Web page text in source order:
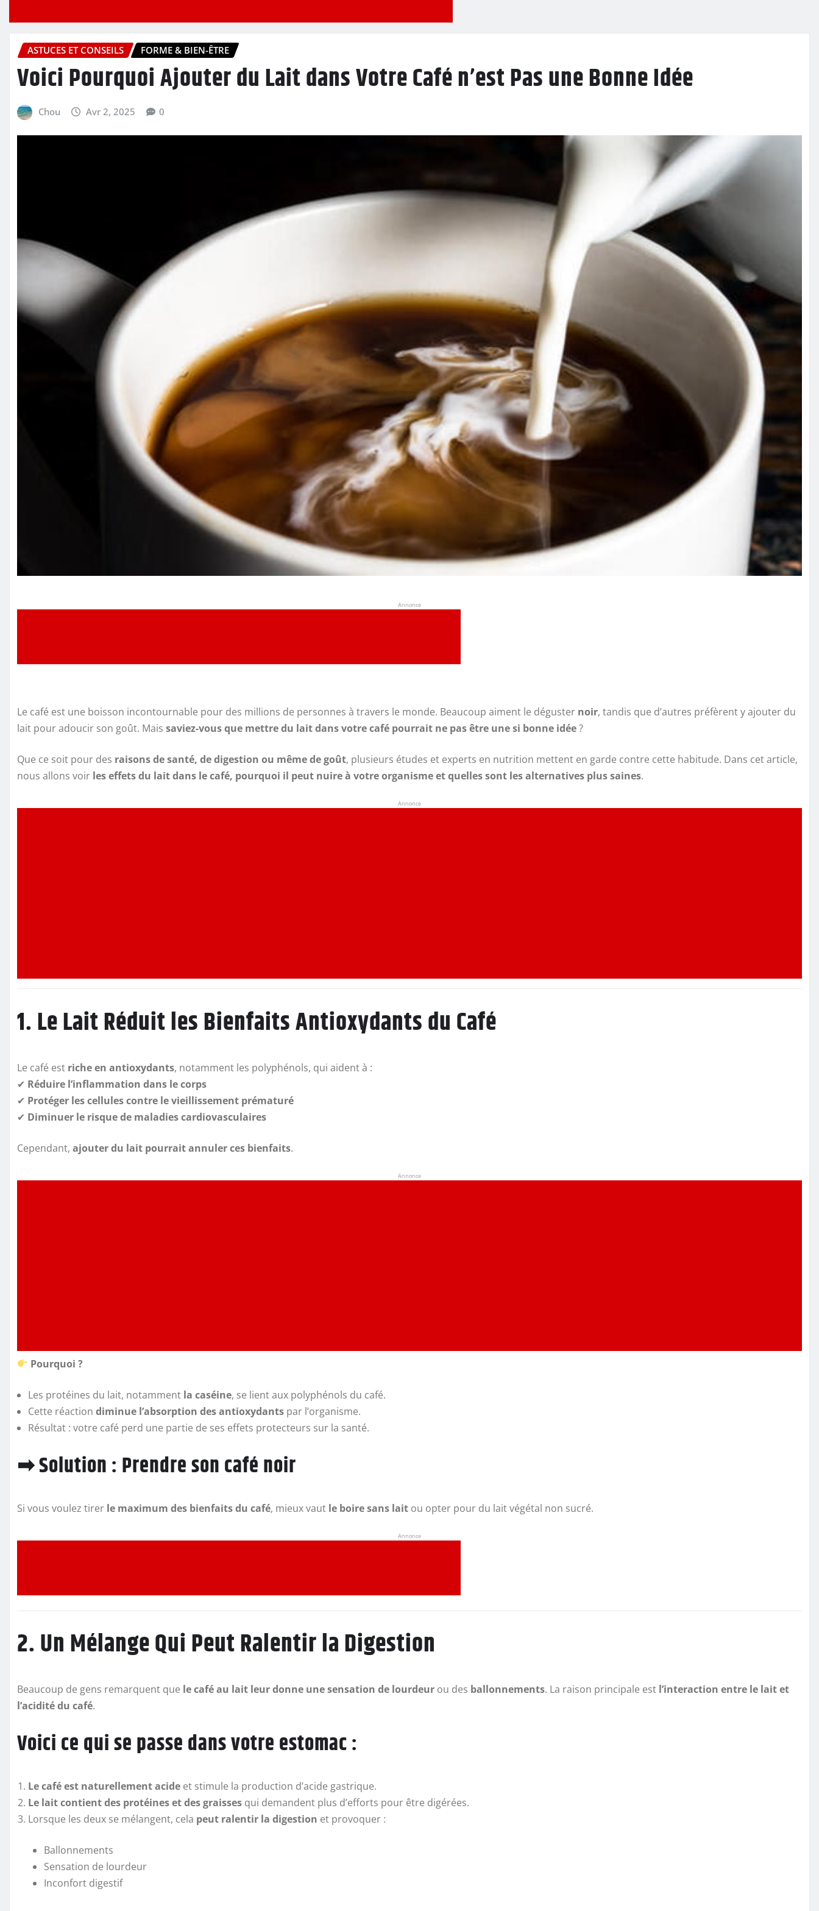
ASTUCES ET CONSEILS FORME & BIEN-ÊTRE
Voici Pourquoi Ajouter du Lait dans Votre Café n’est Pas une Bonne Idée
Chou Avr 2, 2025 0
Annonce
Le café est une boisson incontournable pour des millions de personnes à travers le monde. Beaucoup aiment le déguster noir, tandis que d’autres préfèrent y ajouter du
lait pour adoucir son goût. Mais saviez-vous que mettre du lait dans votre café pourrait ne pas être une si bonne idée?
Que ce soit pour des raisons de santé, de digestion ou même de goût, plusieurs études et experts en nutrition mettent en garde contre cette habitude. Dans cet article,
nous allons voir les effets du lait dans le café, pourquoi il peut nuire à votre organisme et quelles sont les alternatives plus saines.
Annonce
1. Le Lait Réduit les Bienfaits Antioxydants du Café
Le café est riche en antioxydants, notamment les polyphénols, qui aident à :
✔ Réduire l’inflammation dans le corps
✔ Protéger les cellules contre le vieillissement prématuré
✔ Diminuer le risque de maladies cardiovasculaires
Cependant, ajouter du lait pourrait annuler ces bienfaits.
Annonce
Pourquoi ?
Les protéines du lait, notamment la caséine, se lient aux polyphénols du café.
Cette réaction diminue l’absorption des antioxydants par l’organisme.
Résultat : votre café perd une partie de ses effets protecteurs sur la santé.
➡ Solution : Prendre son café noir
Si vous voulez tirer le maximum des bienfaits du café, mieux vaut le boire sans lait ou opter pour du lait végétal non sucré.
Annonce
2. Un Mélange Qui Peut Ralentir la Digestion
Beaucoup de gens remarquent que le café au lait leur donne une sensation de lourdeur ou des ballonnements. La raison principale est l’interaction entre le lait et
l’acidité du café.
Voici ce qui se passe dans votre estomac :
Le café est naturellement acide et stimule la production d’acide gastrique.
Le lait contient des protéines et des graisses qui demandent plus d’efforts pour être digérées.
Lorsque les deux se mélangent, cela peut ralentir la digestion et provoquer :
Ballonnements
Sensation de lourdeur
Inconfort digestif